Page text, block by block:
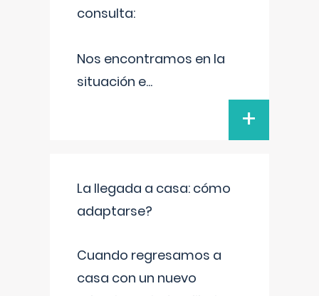
consulta:
Nos encontramos en la
situación e...
+
La llegada a casa: cómo
adaptarse?
Cuando regresamos a
casa con un nuevo